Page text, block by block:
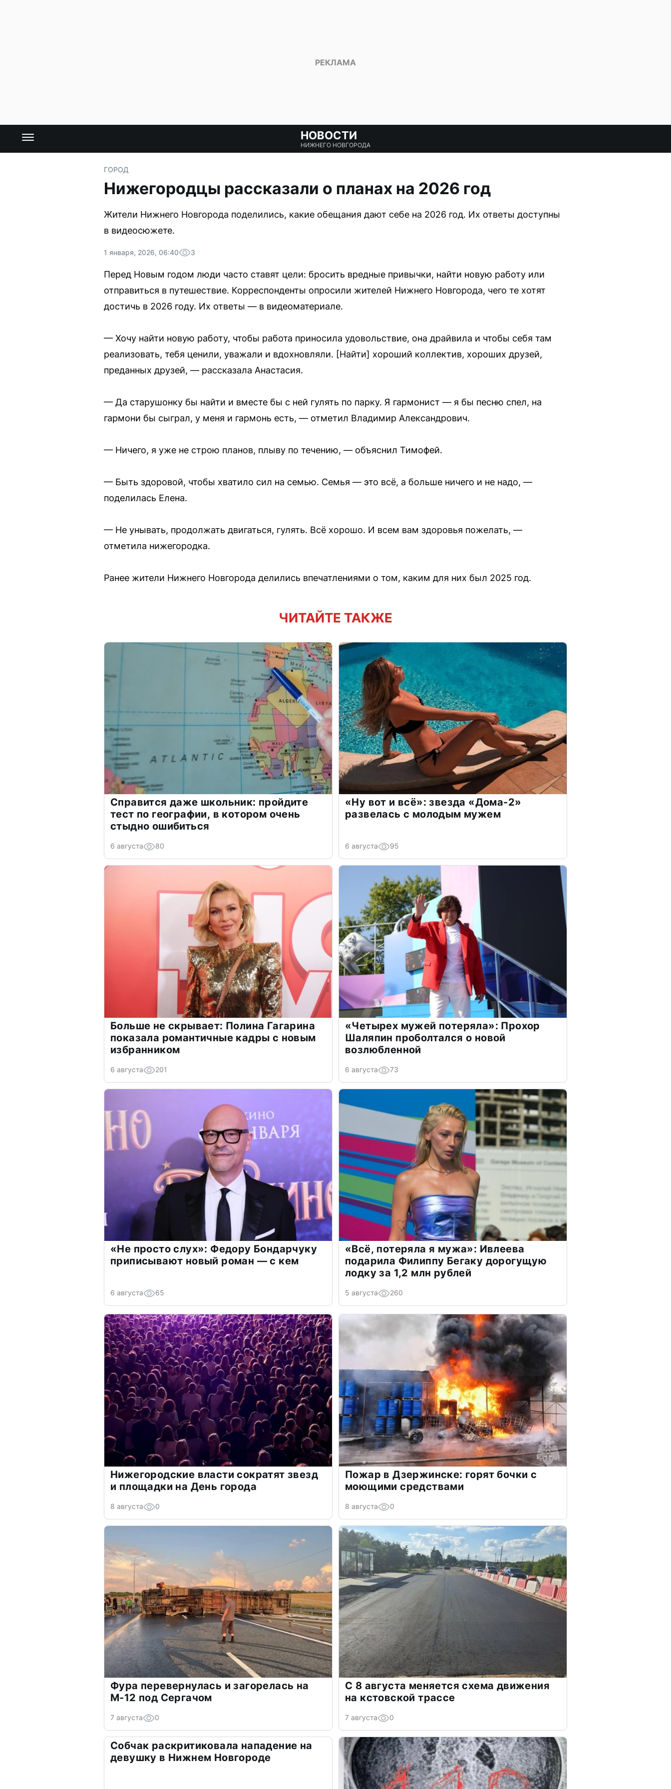
НОВОСТИ
НИЖНЕГО НОВГОРОДА
ГОРОД
Нижегородцы рассказали о планах на 2026 год
Жители Нижнего Новгорода поделились, какие обещания дают себе на 2026 год. Их ответы доступны
в видеосюжете.
1 января, 2026, 06:40 3
Перед Новым годом люди часто ставят цели: бросить вредные привычки, найти новую работу или
отправиться в путешествие. Корреспонденты опросили жителей Нижнего Новгорода, чего те хотят
достичь в 2026 году. Их ответы — в видеоматериале.
— Хочу найти новую работу, чтобы работа приносила удовольствие, она драйвила и чтобы себя там
реализовать, тебя ценили, уважали и вдохновляли. [Найти] хороший коллектив, хороших друзей,
преданных друзей, — рассказала Анастасия.
— Да старушонку бы найти и вместе бы с ней гулять по парку. Я гармонист — я бы песню спел, на
гармони бы сыграл, у меня и гармонь есть, — отметил Владимир Александрович.
— Ничего, я уже не строю планов, плыву по течению, — объяснил Тимофей.
— Быть здоровой, чтобы хватило сил на семью. Семья — это всё, а больше ничего и не надо, —
поделилась Елена.
— Не унывать, продолжать двигаться, гулять. Всё хорошо. И всем вам здоровья пожелать, —
отметила нижегородка.
Ранее жители Нижнего Новгорода делились впечатлениями о том, каким для них был 2025 год.
ЧИТАЙТЕ ТАКЖЕ
Справится даже школьник: пройдите
тест по географии, в котором очень
стыдно ошибиться
6 августа 80
«Ну вот и всё»: звезда «Дома-2»
развелась с молодым мужем
6 августа 95
Больше не скрывает: Полина Гагарина
показала романтичные кадры с новым
избранником
6 августа 201
«Четырех мужей потеряла»: Прохор
Шаляпин проболтался о новой
возлюбленной
6 августа 73
«Не просто слух»: Федору Бондарчуку
приписывают новый роман — с кем
6 августа 65
«Всё, потеряла я мужа»: Ивлеева
подарила Филиппу Бегаку дорогущую
лодку за 1,2 млн рублей
5 августа 260
Нижегородские власти сократят звезд
и площадки на День города
8 августа 0
Пожар в Дзержинске: горят бочки с
моющими средствами
8 августа 0
Фура перевернулась и загорелась на
М-12 под Сергачом
7 августа 0
С 8 августа меняется схема движения
на кстовской трассе
7 августа 0
Собчак раскритиковала нападение на
девушку в Нижнем Новгороде